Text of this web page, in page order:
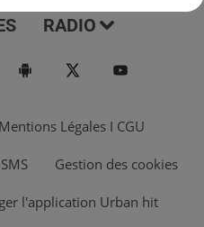
RADIO
Mentions Légales I CGU
Gestion des cookies
l'application Urban hit